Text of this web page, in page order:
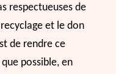
respectueuses de
et le don
de rendre ce
possible, en